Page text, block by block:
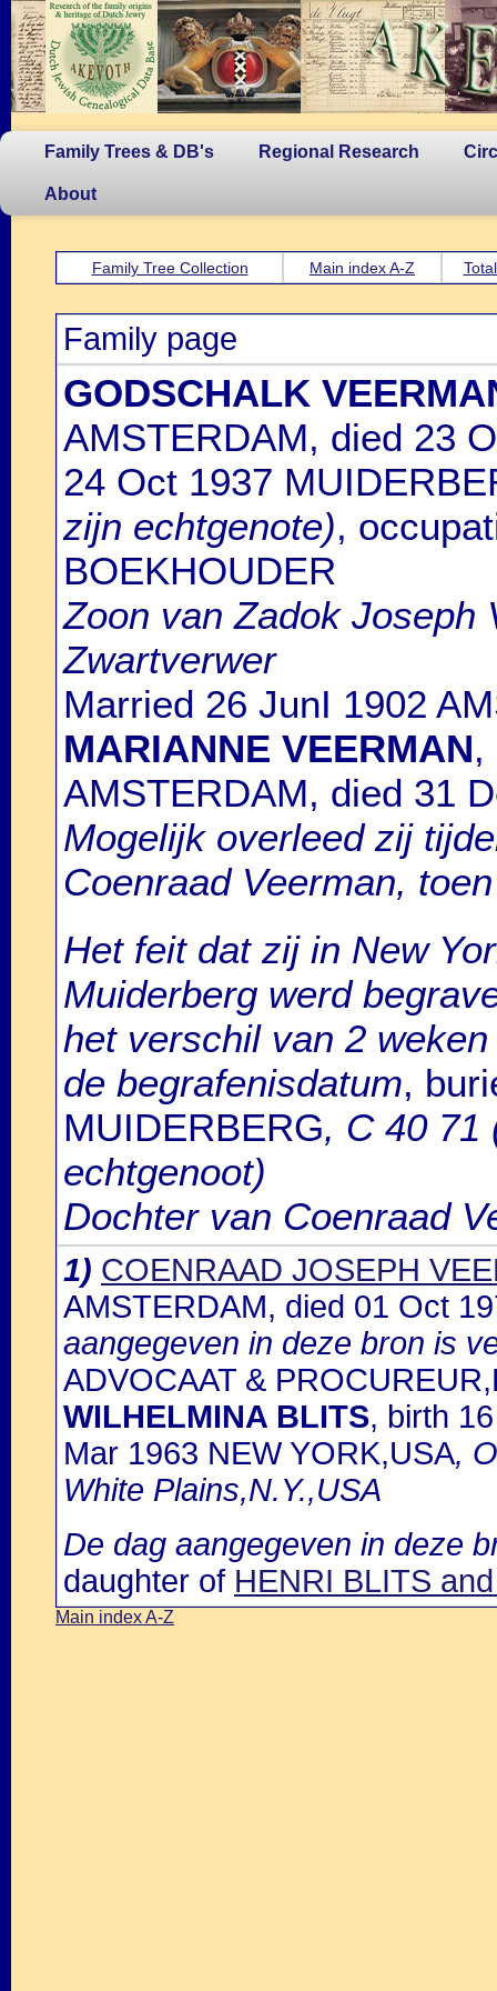
Family Trees & DB's Regional Research
About
Family Tree Collection Main index A-Z
Family page
GODSCHALK
AMSTERDAM, died 23
24 Oct 1937
zijn echtgenote),
BOEKHOUDER
Zoon van Zadok Joseph
Zwartverwer
Married 26 JunI 1902
MARIANNE VEERMAN,
AMSTERDAM, died 31
Mogelijk overleed zij
Coenraad Veerman,
Het feit dat zij in New
Muiderberg werd
het verschil van 2
de begrafenisdatum,
MUIDERBERG, C 40 71
echtgenoot)
Dochter van Coenraad
1) COENRAAD JOSEPH
AMSTERDAM, died 01 Oct
aangegeven in deze bron is
ADVOCAAT &
WILHELMINA BLITS, birth
Mar 1963 NEW YORK,USA,
White Plains,N.Y.,USA
De dag aangegeven in deze
daughter of HENRI BLITS
Main index A-Z